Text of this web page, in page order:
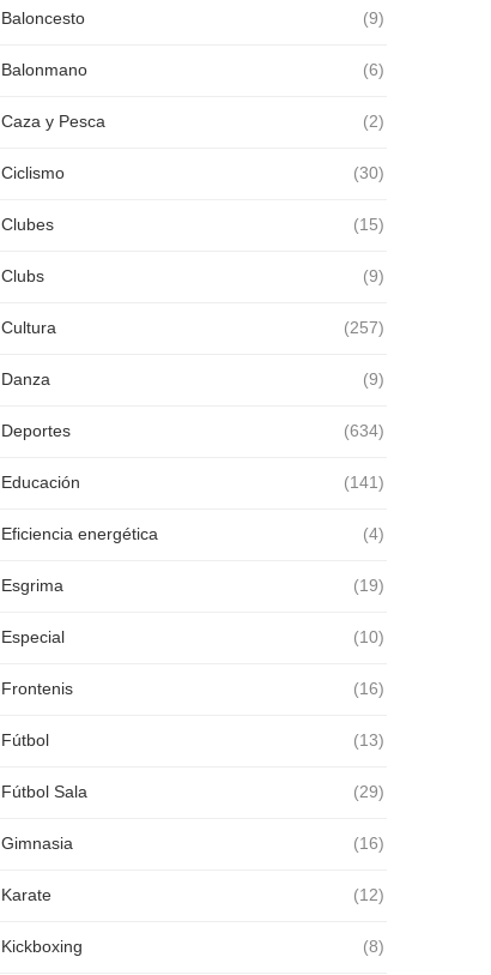
Baloncesto (9)
Balonmano (6)
Caza y Pesca (2)
Ciclismo (30)
Clubes (15)
Clubs (9)
Cultura (257)
Danza (9)
Deportes (634)
Educación (141)
Eficiencia energética (4)
Esgrima (19)
Especial (10)
Frontenis (16)
Fútbol (13)
Fútbol Sala (29)
Gimnasia (16)
Karate (12)
Kickboxing (8)